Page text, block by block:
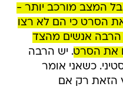
המצב מורכב יותר -
הסרט כי הם לא רצו
הרבה אנשים מהצד
את הסרט. יש הרבה
כשאני אומר
הזאת רק אם